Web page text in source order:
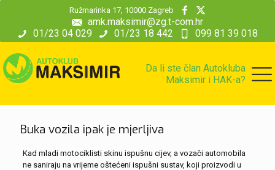
01/23 04 029 01/23 18 442 099 81 39 018
amk.maksimir@zg.t-com.hr
Ružmarinka 17, 10000 Zagreb
Da li ste član Autokluba
Maksimir i HAK-a?
Buka vozila ipak je mjerljiva
Kad mladi motociklisti skinu ispušnu cijev, a vozači automobila
ne saniraju na vrijeme oštećeni ispušni sustav, koji proizvodi u